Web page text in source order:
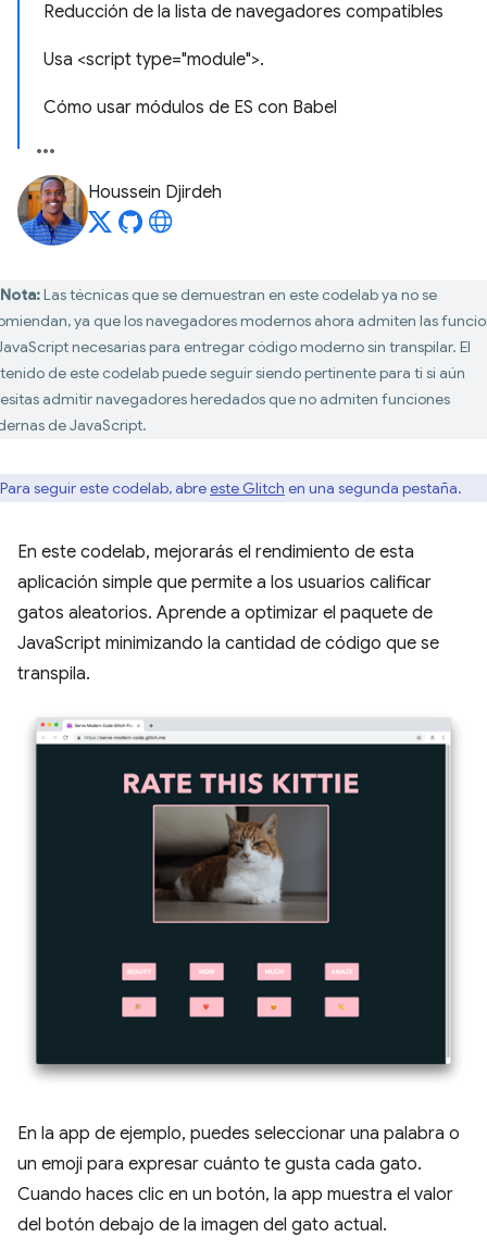
Reducción de la lista de navegadores compatibles
Usa <script type="module">.
Cómo usar módulos de ES con Babel
Houssein Djirdeh
Nota:Las técnicas que se demuestran en este codelab ya no se
ya que los navegadores modernos ahora admiten las
necesarias para entregar código moderno sin transpilar. El
de este codelab puede seguir siendo pertinente para ti si aún
admitir navegadores heredados que no admiten funciones
de JavaScript.
Para seguir este codelab, abreeste Glitch en una segunda pestaña.
En este codelab, mejorarás el rendimiento de esta
aplicación simple que permite a los usuarios calificar
gatos aleatorios. Aprende a optimizar el paquete de
JavaScript minimizando la cantidad de código que se
transpila.
En la app de ejemplo, puedes seleccionar una palabra o
un emoji para expresar cuánto te gusta cada gato.
Cuando haces clic en un botón, la app muestra el valor
del botón debajo de la imagen del gato actual.